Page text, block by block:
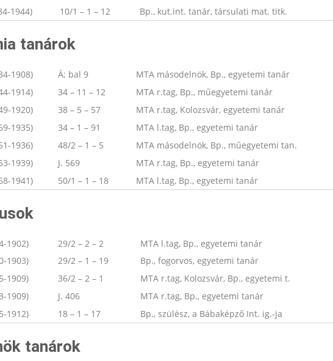
1944) 10/1 – 1 – 12 Bp., kut.int. tanár, társulati mat. titk.
tanárok
1908) Á; bal 9 MTA másodelnök, Bp., egyetemi tanár
1914) 34 – 11 – 12 MTA r.tag, Bp., műegyetemi tanár
1920) 38 – 5 – 57 MTA r.tag, Kolozsvár, egyetemi tanár
1935) 34 – 1 – 91 MTA l.tag, Bp., egyetemi tanár
1936) 48/2 – 1 – 5 MTA másodelnök, Bp., műegyetemi tan.
1939) J. 569 MTA r.tag, Bp., egyetemi tanár
1941) 50/1 – 1 – 18 MTA l.tag, Bp., egyetemi tanár
1902) 29/2 – 2 – 2
MTA l.tag, Bp., egyetemi tanár
1903) 29/2 – 1 – 19 Bp., fogorvos, egyetemi tanár
1909) 36/2 – 2 – 1 MTA r.tag, Kolozsvár, Bp., egyetemi t.
1909) J. 406 MTA r.tag, Bp., egyetemi tanár
1912) 18 – 1 – 17 Bp., szülész, a Bábaképző Int. ig.-ja
tanárok